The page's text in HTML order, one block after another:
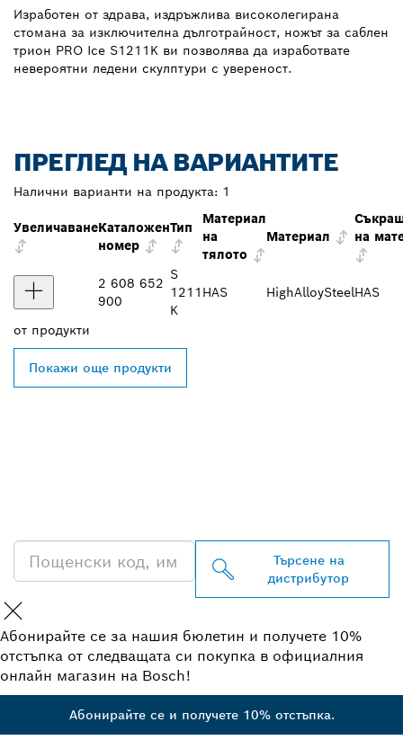
Изработен от здрава, издръжлива високолегирана
стомана за изключителна дълготрайност, ножът за саблен
трион PRO Ice S1211K ви позволява да изработвате
невероятни ледени скулптури с увереност.
ПРЕГЛЕД НА ВАРИАНТИТЕ
Налични варианти на продукта: 1
УвеличаванеКаталожен
номер
Тип
Материал
на
тялото
Материал
на
2 608 652
900
S
1211
K
HAS HighAlloySteelHAS
от продукти
Покажи още продукти
Търсене на
дистрибутор
Абонирайте се за нашия бюлетин и получете 10%
отстъпка от следващата си покупка в официалния
онлайн магазин на Bosch!
Абонирайте се и получете 10% отстъпка.